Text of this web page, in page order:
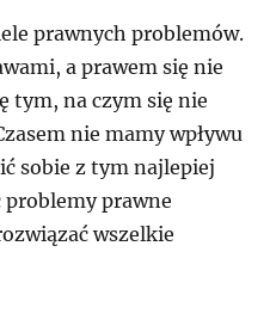
prawnych problemów.
a prawem się nie
tym, na czym się nie
nie mamy wpływu
sobie z tym najlepiej
problemy prawne
wszelkie